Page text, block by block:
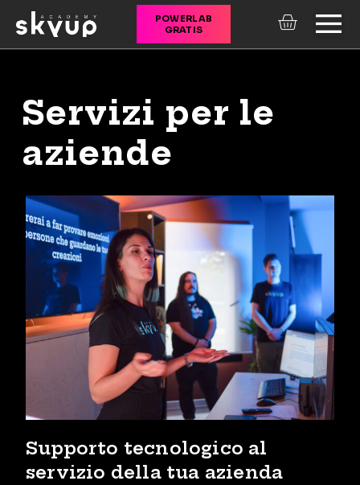
POWERLAB
GRATIS
Servizi per le
aziende
Supporto tecnologico al
servizio della tua azienda